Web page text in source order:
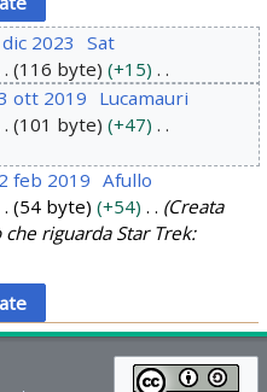
2023
Sat
116 byte
+15
ott 2019 Lucamauri
101 byte
+47
feb 2019 Afullo
54 byte +54
Creata
riguarda Star Trek: